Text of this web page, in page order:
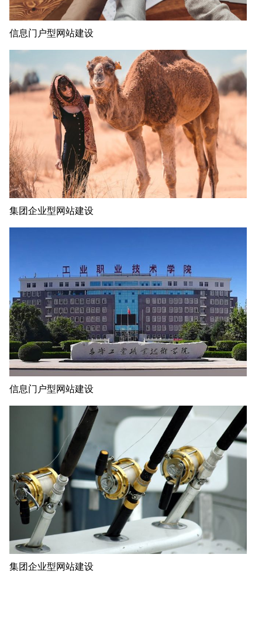
信息门户型网站建设
集团企业型网站建设
信息门户型网站建设
集团企业型网站建设